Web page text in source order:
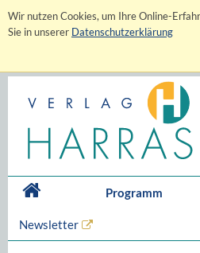
Wir nutzen Cookies, um Ihre Online-
Sie in unserer Datenschutzerklärung
Programm
Newsletter